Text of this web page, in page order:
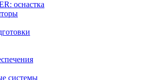
оснастка
системы